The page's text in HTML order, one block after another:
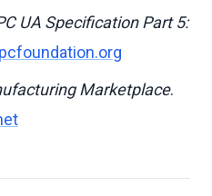
UA Specification Part 5:
Marketplace.